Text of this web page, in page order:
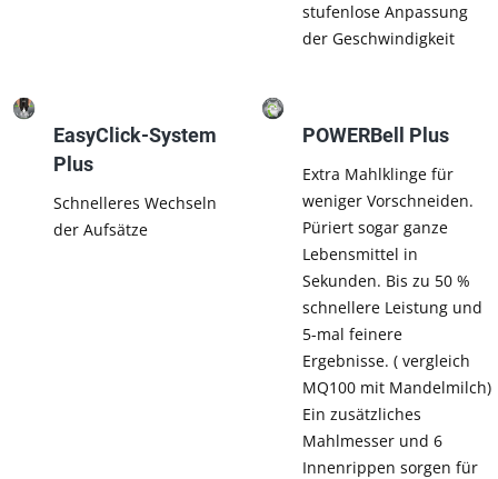
stufenlose Anpassung
der Geschwindigkeit
EasyClick-System
Plus
Schnelleres Wechseln
der Aufsätze
POWERBell Plus
Extra Mahlklinge für
weniger Vorschneiden.
Püriert sogar ganze
Lebensmittel in
Sekunden. Bis zu 50 %
schnellere Leistung und
5-mal feinere
Ergebnisse. ( vergleich
MQ100 mit Mandelmilch)
Ein zusätzliches
Mahlmesser und 6
Innenrippen sorgen für